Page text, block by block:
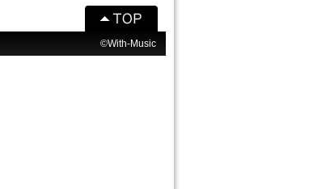
©With-Music